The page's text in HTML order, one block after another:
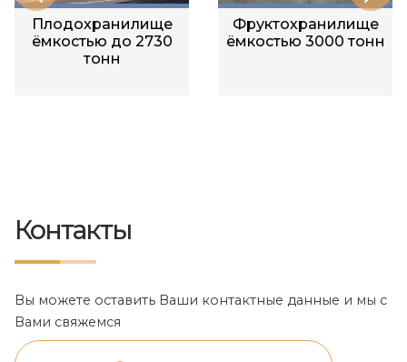
Плодохранилище
ёмкостью до 2730
тонн
Фруктохранилище
ёмкостью 3000 тонн
Контакты
Вы можете оставить Ваши контактные данные и мы с
Вами свяжемся